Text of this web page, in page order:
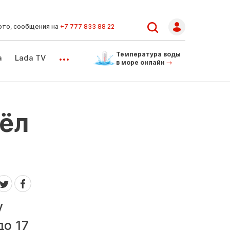
сообщения на +7 777 833 88 22
Lada TV ...
Температура воды
в море онлайн
17